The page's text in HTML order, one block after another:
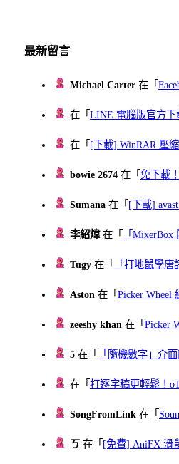
最新留言
Michael Carter 在「
在「LINE 電腦版官方下
在「 [下載] WinRAR 壓
bowie 2674 在「免下載
Sumana 在「 [下載]
李紹煒在「 「
Tugy 在「 「打地鼠學
Aston 在「Picker Wheel
zeeshy khan 在「Picker
5 在「 「隨機數字」介
在「打逐字稿更輕鬆！
SongFromLink 在「
ㄎ 在「 [免費] AniFX 滑